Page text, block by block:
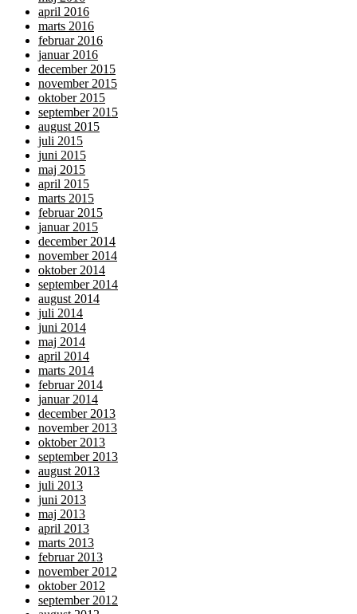
april 2016
marts 2016
februar 2016
januar 2016
december 2015
november 2015
oktober 2015
september 2015
august 2015
juli 2015
juni 2015
maj 2015
april 2015
marts 2015
februar 2015
januar 2015
december 2014
november 2014
oktober 2014
september 2014
august 2014
juli 2014
juni 2014
maj 2014
april 2014
marts 2014
februar 2014
januar 2014
december 2013
november 2013
oktober 2013
september 2013
august 2013
juli 2013
juni 2013
maj 2013
april 2013
marts 2013
februar 2013
november 2012
oktober 2012
september 2012